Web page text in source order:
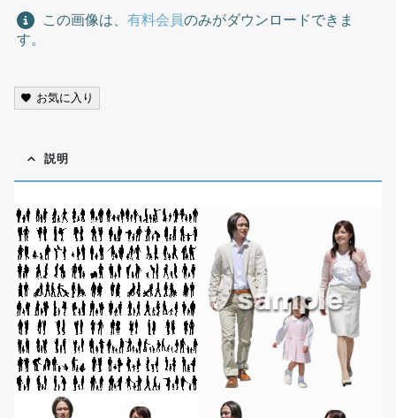
この画像は、 有料会員のみがダウンロードできま
す。
お気に入り
説明